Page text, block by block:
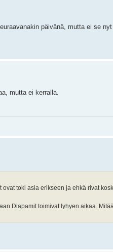
päivänä, mutta ei se
mutta ei kerralla.
toki asia erikseen ja ehkä rivat
Diapamit toimivat lyhyen aikaa.